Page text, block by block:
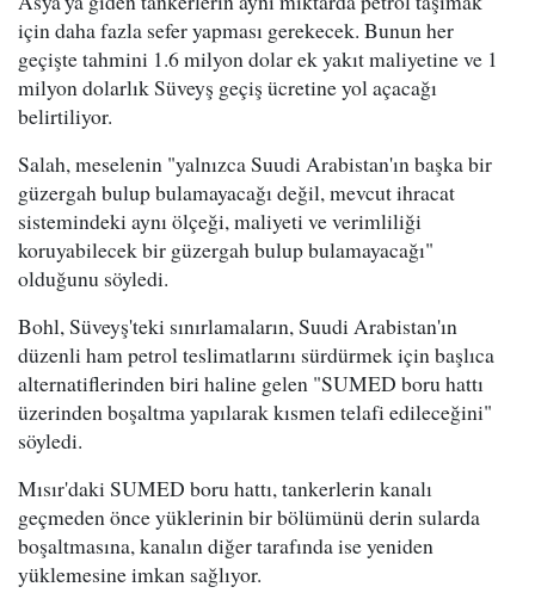
için daha fazla sefer yapması gerekecek. Bunun her
geçişte tahmini 1.6 milyon dolar ek yakıt maliyetine ve 1
milyon dolarlık Süveyş geçiş ücretine yol açacağı
belirtiliyor.
Salah, meselenin "yalnızca Suudi Arabistan'ın başka bir
güzergah bulup bulamayacağı değil, mevcut ihracat
sistemindeki aynı ölçeği, maliyeti ve verimliliği
koruyabilecek bir güzergah bulup bulamayacağı"
olduğunu söyledi.
Bohl, Süveyş'teki sınırlamaların, Suudi Arabistan'ın
düzenli ham petrol teslimatlarını sürdürmek için başlıca
alternatiflerinden biri haline gelen "SUMED boru hattı
üzerinden boşaltma yapılarak kısmen telafi edileceğini"
söyledi.
Mısır'daki SUMED boru hattı, tankerlerin kanalı
geçmeden önce yüklerinin bir bölümünü derin sularda
boşaltmasına, kanalın diğer tarafında ise yeniden
yüklemesine imkan sağlıyor.